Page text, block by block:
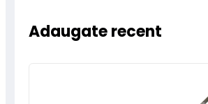
Adaugate recent